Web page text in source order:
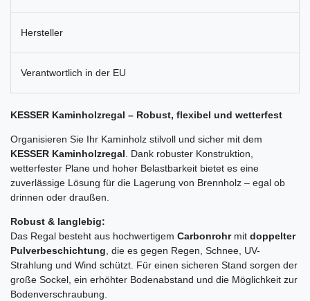
Hersteller
Verantwortlich in der EU
KESSER Kaminholzregal – Robust, flexibel und wetterfest
Organisieren Sie Ihr Kaminholz stilvoll und sicher mit dem
KESSER Kaminholzregal. Dank robuster Konstruktion,
wetterfester Plane und hoher Belastbarkeit bietet es eine
zuverlässige Lösung für die Lagerung von Brennholz – egal ob
drinnen oder draußen.
Robust & langlebig:
Das Regal besteht aus hochwertigem Carbonrohrmit doppelter
Pulverbeschichtung, die es gegen Regen, Schnee, UV-
Strahlung und Wind schützt. Für einen sicheren Stand sorgen der
große Sockel, ein erhöhter Bodenabstand und die Möglichkeit zur
Bodenverschraubung.